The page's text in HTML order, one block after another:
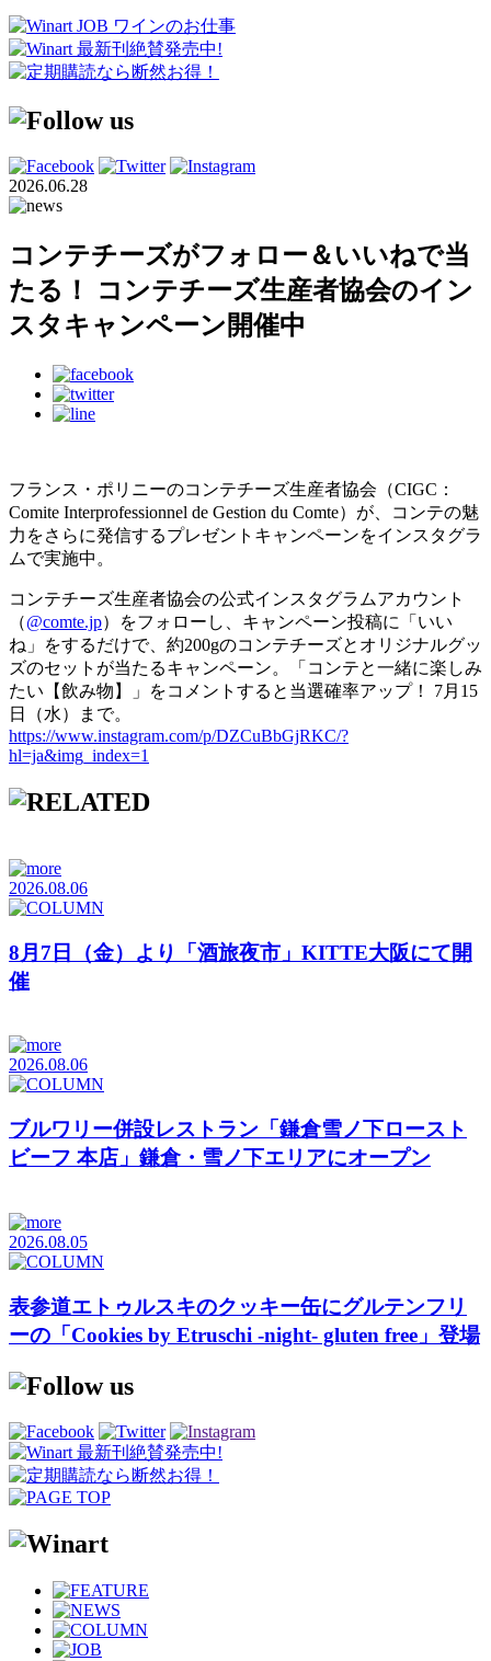
2026.06.28
コンテチーズがフォロー＆いいねで当
たる！ コンテチーズ生産者協会のイン
スタキャンペーン開催中
フランス・ポリニーのコンテチーズ生産者協会（CIGC：
Comite Interprofessionnel de Gestion du Comte）が、コンテの魅
力をさらに発信するプレゼントキャンペーンをインスタグラ
ムで実施中。
コンテチーズ生産者協会の公式インスタグラムアカウント
（@comte.jp）をフォローし、キャンペーン投稿に「いい
ね」をするだけで、約200gのコンテチーズとオリジナルグッ
ズのセットが当たるキャンペーン。「コンテと一緒に楽しみ
たい【飲み物】」をコメントすると当選確率アップ！ 7月15
日（水）まで。
https://www.instagram.com/p/DZCuBbGjRKC/?
hl=ja&img_index=1
2026.08.06
8月7日（金）より「酒旅夜市」KITTE大阪にて開
催
2026.08.06
ブルワリー併設レストラン「鎌倉雪ノ下ロースト
ビーフ 本店」鎌倉・雪ノ下エリアにオープン
2026.08.05
表参道エトゥルスキのクッキー缶にグルテンフリ
ーの「Cookies by Etruschi -night- gluten free」登場